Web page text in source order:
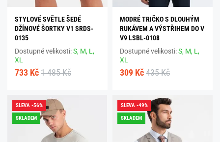
STYLOVÉ SVĚTLE ŠEDÉ
DŽÍNOVÉ ŠORTKY V1 SRDS-
0135
Dostupné velikosti:S, M, L,
XL
733 Kč 1 485 Kč
MODRÉ TRIČKO S DLOUHÝM
RUKÁVEM A VÝSTŘIHEM DO V
V9 LSBL-0108
Dostupné velikosti:S, M, L,
XL
309 Kč 435 Kč
SLEVA -56%
SKLADEM
SLEVA -49%
SKLADEM